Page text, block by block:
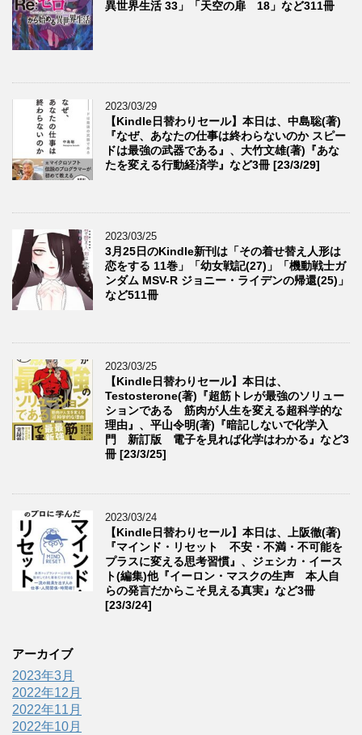
異世界生活 33」「天空の扉 18」など311冊
2023/03/29
【Kindle日替わりセール】本日は、中島聡(著)
『なぜ、あなたの仕事は終わらないのか スピー
ドは最強の武器である』、大竹文雄(著)『あな
たを変える行動経済学』など3冊 [23/3/29]
2023/03/25
3月25日のKindle新刊は「その着せ替え人形は
恋をする 11巻」「幼女戦記(27)」「機動戦士ガ
ンダム MSV-R ジョニー・ライデンの帰還(25)」
など511冊
2023/03/25
【Kindle日替わりセール】本日は、
Testosterone(著)『超筋トレが最強のソリュー
ションである 筋肉が人生を変える超科学的な
理由』、平山令明(著)『暗記しないで化学入
門 新訂版 電子を見れば化学はわかる』など3
冊 [23/3/25]
2023/03/24
【Kindle日替わりセール】本日は、上阪徹(著)
『マインド・リセット 不安・不満・不可能を
プラスに変える思考習慣』、ジェシカ・イース
ト(編集)他『イーロン・マスクの生声 本人自
らの発言だからこそ見える真実』など3冊
[23/3/24]
アーカイブ
2023年3月
2022年12月
2022年11月
2022年10月